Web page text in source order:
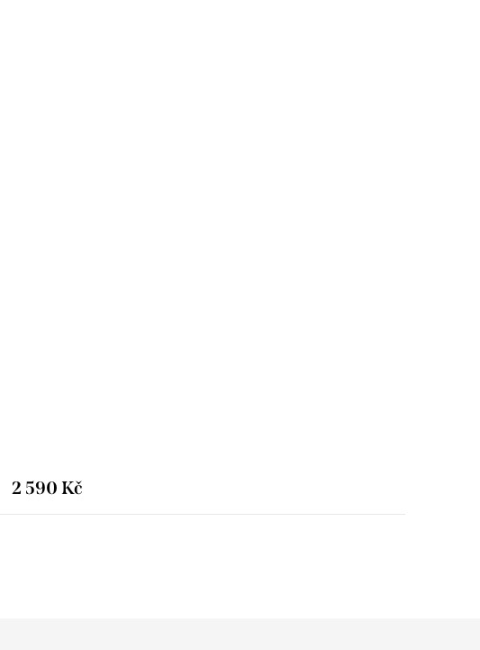
2 590 Kč